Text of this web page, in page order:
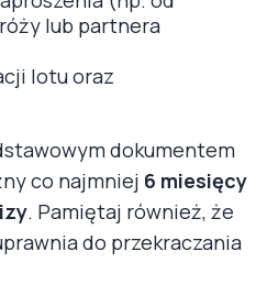
lub partnera
lotu oraz
dokumentem
co najmniej 6 miesięcy
. Pamiętaj również, że
do przekraczania